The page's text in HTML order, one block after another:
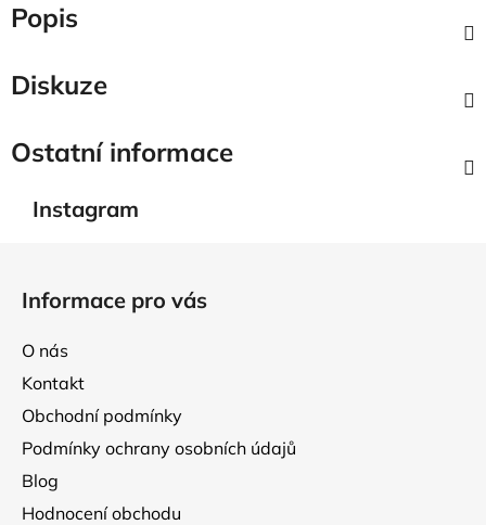
Popis
Diskuze
Ostatní informace
Instagram
Informace pro vás
O nás
Kontakt
Obchodní podmínky
Podmínky ochrany osobních údajů
Blog
Hodnocení obchodu